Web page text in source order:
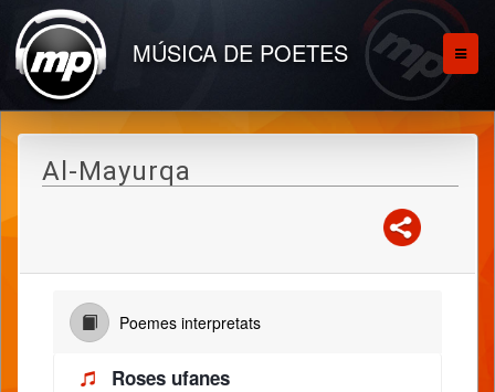
MÚSICA DE POETES
Al-Mayurqa
Poemes interpretats
Roses ufanes